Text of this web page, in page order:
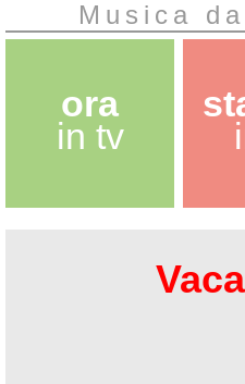
Musica
ora
in tv